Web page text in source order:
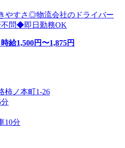
すさ◎物流会社のドライバー
問◆即日勤務OK
時給1,500円〜1,875円
柿ノ本町1‐26
10分